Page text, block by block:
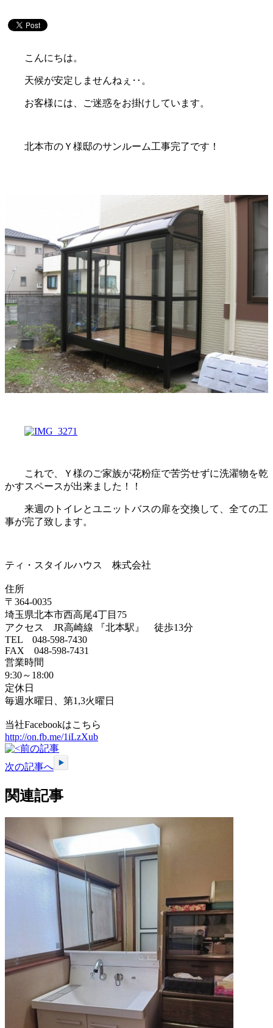
こんにちは。
天候が安定しませんねぇ‥。
お客様には、ご迷惑をお掛けしています。
北本市のＹ様邸のサンルーム工事完了です！
これで、Ｙ様のご家族が花粉症で苦労せずに洗濯物を乾
かすスペースが出来ました！！
来週のトイレとユニットバスの扉を交換して、全ての工
事が完了致します。
ティ・スタイルハウス 株式会社
住所
〒364-0035
埼玉県北本市西高尾4丁目75
アクセス JR高崎線 『北本駅』 徒歩13分
TEL 048-598-7430
FAX 048-598-7431
営業時間
9:30～18:00
定休日
毎週水曜日、第1,3火曜日
当社Facebookはこちら
http://on.fb.me/1iLzXub
前の記事
次の記事へ
関連記事